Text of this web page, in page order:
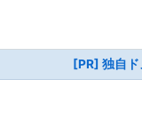
[PR] 独自